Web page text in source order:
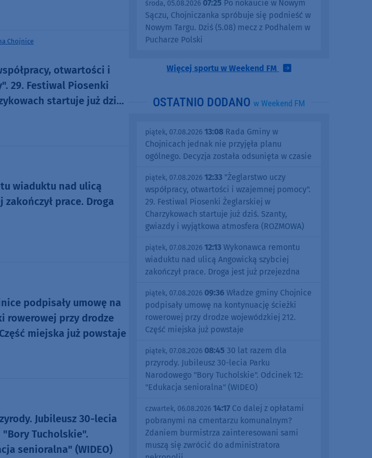
Chojnice
otwartości i
29. Festiwal Piosenki
startuje już dziś.
wiaduktu nad ulicą
prace. Droga
podpisały umowę na
rowerowej przy drodze
miejska już powstaje
Jubileusz 30-lecia
"Bory Tucholskie".
senioralna" (WIDEO)
środa, 05.08.2026 07:25 Po nokaucie w Nowym
Sączu, Chojniczanka spróbuje się podnieść w
Nowym Targu. Dziś (5.08) mecz z Podhalem w
Pucharze Polski
Więcej sportu w Weekend FM
OSTATNIO DODANO w Weekend FM
piątek, 07.08.2026 13:08 Rada Gminy w
Chojnicach jednak nie przyjęła planu
ogólnego. Decyzja została odsunięta w czasie
piątek, 07.08.2026 12:33 "Żeglarstwo uczy
współpracy, otwartości i wzajemnej pomocy".
29. Festiwal Piosenki Żeglarskiej w
Charzykowach startuje już dziś. Szanty,
gwiazdy i wyjątkowa atmosfera (ROZMOWA)
piątek, 07.08.2026 12:13 Wykonawca remontu
wiaduktu nad ulicą Angowicką szybciej
zakończył prace. Droga jest już przejezdna
piątek, 07.08.2026 09:36 Władze gminy Chojnice
podpisały umowę na kontynuację ścieżki
rowerowej przy drodze wojewódzkiej 212.
Część miejska już powstaje
piątek, 07.08.2026 08:45 30 lat razem dla
przyrody. Jubileusz 30-lecia Parku
Narodowego "Bory Tucholskie". Odcinek 12:
"Edukacja senioralna" (WIDEO)
czwartek, 06.08.2026 14:17 Co dalej z opłatami
pobranymi na cmentarzu komunalnym?
Zdaniem burmistrza zainteresowani sami
muszą się zwrócić do administratora